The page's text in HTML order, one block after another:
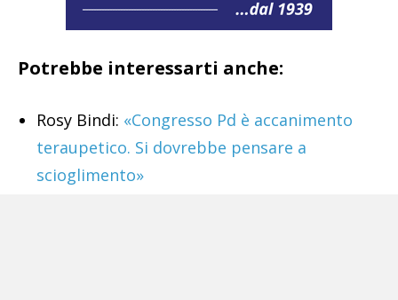
Potrebbe interessarti anche:
Rosy Bindi: «Congresso Pd è accanimento
teraupetico. Si dovrebbe pensare a
scioglimento»